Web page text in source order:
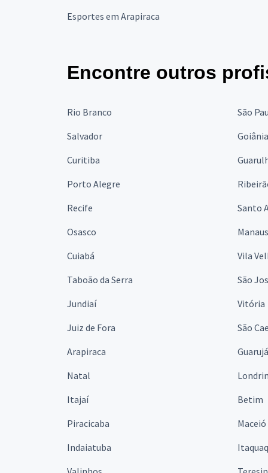
Esportes em Arapiraca
Encontre outros
Rio Branco
São
Salvador
Goiânia
Curitiba
Porto Alegre
Recife
Santo
Osasco
Manaus
Cuiabá
Vila
Taboão da Serra
São
Jundiaí
Vitória
Juiz de Fora
São
Arapiraca
Guarujá
Natal
Itajaí
Betim
Piracicaba
Maceió
Indaiatuba